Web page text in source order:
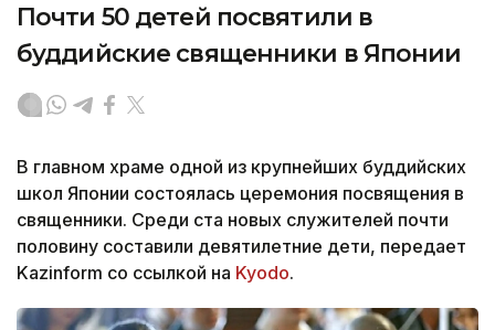
Почти 50 детей посвятили в
буддийские священники в Японии
В главном храме одной из крупнейших буддийских
школ Японии состоялась церемония посвящения в
священники. Среди ста новых служителей почти
половину составили девятилетние дети, передает
Kazinform со ссылкой на Kyodo.